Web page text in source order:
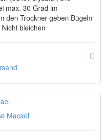
max. 30 Grad im
den Trockner geben Bügeln
bleichen
Macael